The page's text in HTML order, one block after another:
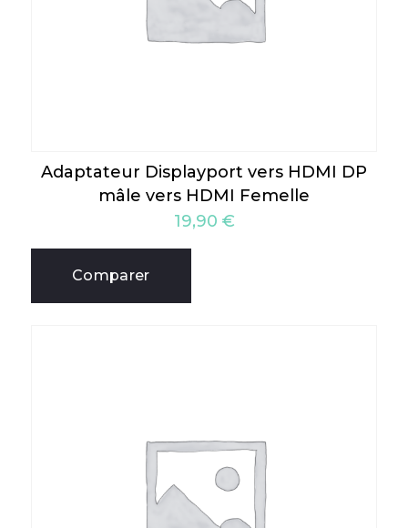
Adaptateur Displayport vers HDMI DP
mâle vers HDMI Femelle
19,90 €
Comparer